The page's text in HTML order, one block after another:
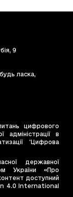
9
ласка,
цифрового
адміністрації в
'Цифрова
державної
України «Про
доступний
4.0 International